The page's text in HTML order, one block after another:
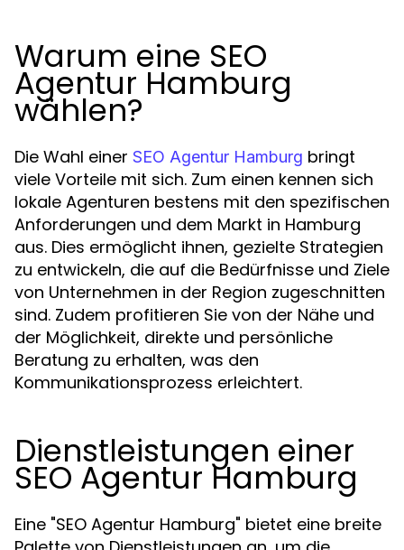
Warum eine SEO
Agentur Hamburg
wählen?
Die Wahl einer SEO Agentur Hamburg bringt
viele Vorteile mit sich. Zum einen kennen sich
lokale Agenturen bestens mit den spezifischen
Anforderungen und dem Markt in Hamburg
aus. Dies ermöglicht ihnen, gezielte Strategien
zu entwickeln, die auf die Bedürfnisse und Ziele
von Unternehmen in der Region zugeschnitten
sind. Zudem profitieren Sie von der Nähe und
der Möglichkeit, direkte und persönliche
Beratung zu erhalten, was den
Kommunikationsprozess erleichtert.
Dienstleistungen einer
SEO Agentur Hamburg
Eine "SEO Agentur Hamburg" bietet eine breite